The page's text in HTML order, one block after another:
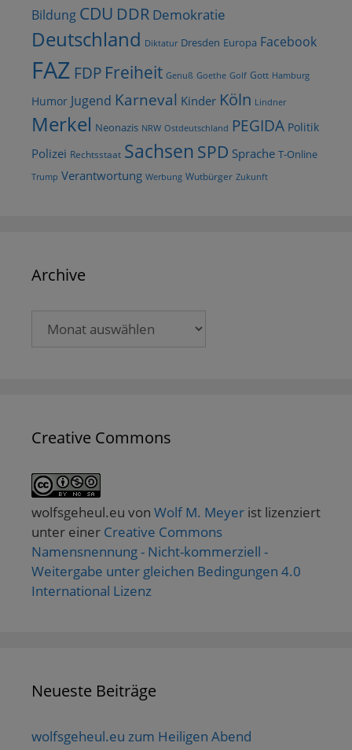
Bildung CDU DDR Demokratie
Deutschland Diktatur Dresden Europa Facebook
FAZ FDP Freiheit Genuß Goethe Golf Gott Hamburg
Humor Jugend Karneval Kinder Köln Lindner
Merkel Neonazis NRW Ostdeutschland PEGIDA Politik
Polizei Rechtsstaat Sachsen SPD Sprache T-Online
Trump Verantwortung Werbung Wutbürger Zukunft
Archive
Creative Commons
wolfsgeheul.eu von Wolf M. Meyer ist lizenziert
unter einer Creative Commons
Namensnennung - Nicht-kommerziell -
Weitergabe unter gleichen Bedingungen 4.0
International Lizenz
Neueste Beiträge
wolfsgeheul.eu zum Heiligen Abend